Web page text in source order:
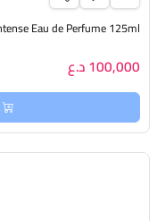
100,000 د.ع
productList.addToCart